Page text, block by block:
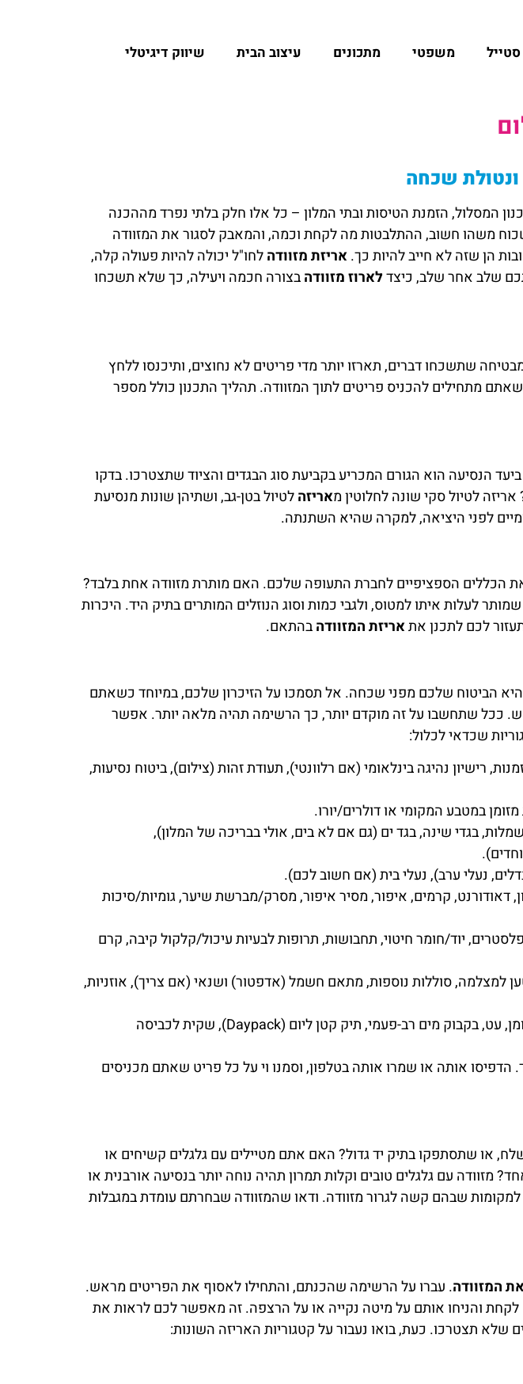
משפטי מתכונים עיצוב הבית שיווק דיגיטלי
ונטולת שכחה
המסלול, הזמנת הטיסות ובתי המלון – כל אלו חלק בלתי נפרד מההכנה
משהו חשוב, ההתלבטות מה לקחת וכמה, והמאבק לסגור את המזוודה
הן שזה לא חייב להיות כך.אריזת מזוודהלחו"ל יכולה להיות פעולה קלה,
שלב אחר שלב, כיצדלארוז מזוודהבצורה חכמה ויעילה, כך שלא תשכחו
שתשכחו דברים, תארזו יותר מדי פריטים לא נחוצים, ותיכנסו ללחץ
מתחילים להכניס פריטים לתוך המזוודה. תהליך התכנון כולל מספר
הנסיעה הוא הגורם המכריע בקביעת סוג הבגדים והציוד שתצטרכו. בדקו
לטיול סקי שונה לחלוטין מאריזהלטיול בטן-גב, ושתיהן שונות מנסיעת
לפני היציאה, למקרה שהיא השתנתה.
הכללים הספציפיים לחברת התעופה שלכם. האם מותרת מזוודה אחת בלבד?
לעלות איתו למטוס, ולגבי כמות וסוג הנוזלים המותרים בתיק היד. היכרות
לכם לתכנן אתאריזת המזוודהבהתאם.
היא הביטוח שלכם מפני שכחה. אל תסמכו על הזיכרון שלכם, במיוחד כשאתם
ככל שתחשבו על זה מוקדם יותר, כך הרשימה תהיה מלאה יותר. אפשר
שכדאי לכלול:
רישיון נהיגה בינלאומי (אם רלוונטי), תעודת זהות (צילום), ביטוח נסיעות,
במטבע המקומי או דולרים/יורו.
בגדי שינה, בגד ים (גם אם לא בים, אולי בבריכה של המלון),
נעלי ערב), נעלי בית (אם חשוב לכם).
קרמים, איפור, מסיר איפור, מסרק/מברשת שיער, גומיות/סיכות
יוד/חומר חיטוי, תחבושות, תרופות לבעיות עיכול/קלקול קיבה, קרם
למצלמה, סוללות נוספות, מתאם חשמל (אדפטור) ושנאי (אם צריך), אוזניות,
מנעול למזוודה, כרית נסיעות, כיסוי עיניים, אטמי אוזניים, ספר/מגזין, יומן, עט, בקבוק מים רב-פעמי, תיק קטן ליום (Daypack), שקית לכביסה
אותה או שמרו אותה בטלפון, וסמנו וי על כל פריט שאתם מכניסים
או שתסתפקו בתיק יד גדול? האם אתם מטיילים עם גלגלים קשיחים או
עם גלגלים טובים וקלות תמרון תהיה נוחה יותר בנסיעה אורבנית או
שבהם קשה לגרור מזוודה. ודאו שהמזוודה שבחרתם עומדת במגבלות
המזוודה. עברו על הרשימה שהכנתם, והתחילו לאסוף את הפריטים מראש.
והניחו אותם על מיטה נקייה או על הרצפה. זה מאפשר לכם לראות את
תצטרכו. כעת, בואו נעבור על קטגוריות האריזה השונות: